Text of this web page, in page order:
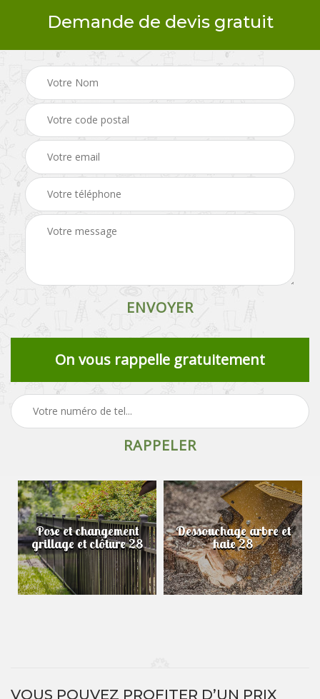
Demande de devis gratuit
On vous rappelle gratuitement
Pose et changement
grillage et clôture 28
Dessouchage arbre et
haie 28
VOUS POUVEZ PROFITER D’UN PRIX